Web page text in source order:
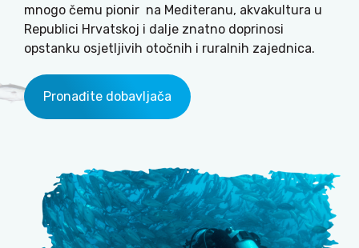
mnogo čemu pionir na Mediteranu, akvakultura u
Republici Hrvatskoj i dalje znatno doprinosi
opstanku osjetljivih otočnih i ruralnih zajednica.
Pronađite dobavljača